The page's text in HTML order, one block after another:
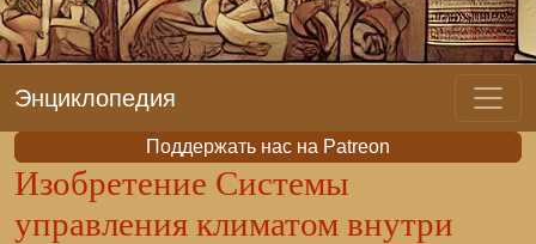
Энциклопедия
Поддержать нас на Patreon
Изобретение Системы
управления климатом внутри